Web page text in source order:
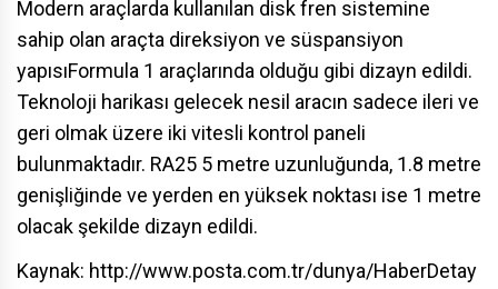
Modern araçlarda kullanılan diskfren sistemine
sahip olan araçta direksiyon ve süspansiyon
yapısıFormula 1 araçlarında olduğu gibi dizayn edildi.
Teknoloji harikası gelecek nesil aracın sadece ileri ve
geri olmak üzere iki vitesli kontrol paneli
bulunmaktadır. RA25 5 metre uzunluğunda, 1.8 metre
genişliğinde ve yerden en yüksek noktası ise 1 metre
olacak şekilde dizayn edildi.
Kaynak: http://www.posta.com.tr/dunya/HaberDetay